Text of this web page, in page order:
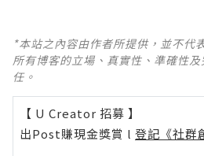
*本站之內容由作者所提供，並不代
所有博客的立場、真實性、準確性
任。
【 U Creator 招募 】
出Post賺現金獎賞 l 登記《社群